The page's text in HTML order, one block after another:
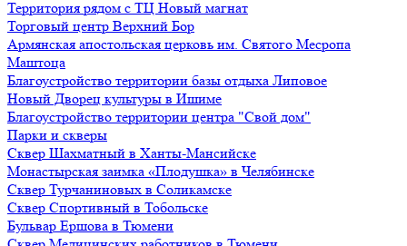
Территория рядом с ТЦ Новый магнат
Торговый центр Верхний Бор
Армянская апостольская церковь им. Святого Месропа
Маштоца
Благоустройство территории базы отдыха Липовое
Нoвый Двoрeц культуры в Ишимe
Благоустройство территории центра "Свой дом"
Парки и скверы
Сквер Шахматный в Ханты-Мансийске
Монастырская заимка «Плодушка» в Челябинске
Сквер Турчаниновых в Соликамске
Сквер Спортивный в Тобольске
Бульвар Ершова в Тюмени